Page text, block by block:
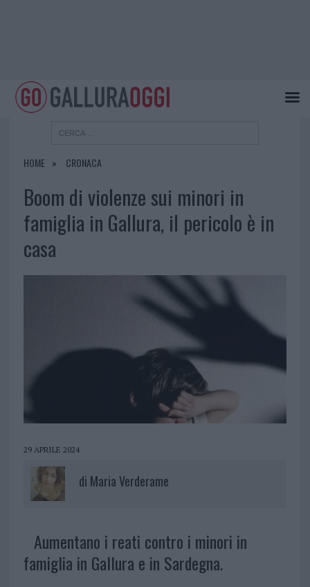
HOME CRONACA
Boom di violenze sui minori in
famiglia in Gallura, il pericolo è in
casa
29 APRILE 2024
di Maria Verderame
Aumentano i reati contro i minori in
famiglia in Gallura e in Sardegna.